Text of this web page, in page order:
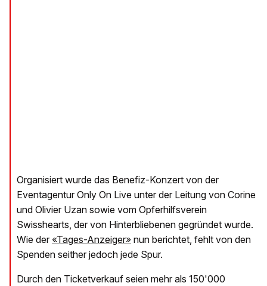
Organisiert wurde das Benefiz-Konzert von der
Eventagentur Only On Live unter der Leitung von Corine
und Olivier Uzan sowie vom Opferhilfsverein
Swisshearts, der von Hinterbliebenen gegründet wurde.
Wie der «Tages-Anzeiger» nun berichtet, fehlt von den
Spenden seither jedoch jede Spur.
Durch den Ticketverkauf seien mehr als 150'000